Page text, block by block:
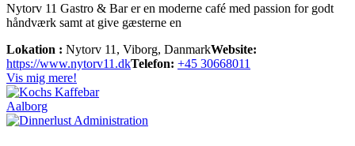
Nytorv 11 Gastro & Bar er en moderne café med passion for godt
håndværk samt at give gæsterne en
Lokation : Nytorv 11, Viborg, DanmarkWebsite:
https://www.nytorv11.dkTelefon: +45 30668011
Vis mig mere!
Aalborg